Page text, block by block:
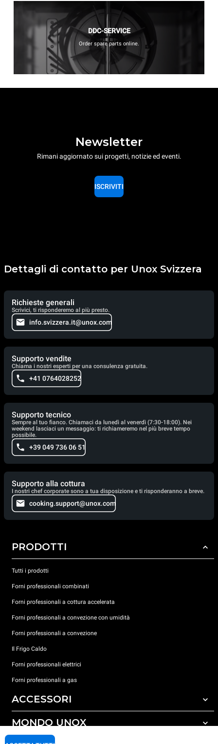
DDC-SERVICE
Order spare parts online.
Newsletter
Rimani aggiornato sui progetti, notizie ed eventi.
ISCRIVITI
Dettagli di contatto per Unox Svizzera
Richieste generali
Scrivici, ti risponderemo al più presto.
info.svizzera.it@unox.com
Supporto vendite
Chiama i nostri esperti per una consulenza gratuita.
+41 0764028252
Supporto tecnico
Sempre al tuo fianco. Chiamaci da lunedì al venerdì (7:30-18:00). Nei
weekend lasciaci un messaggio: ti richiameremo nel più breve tempo
possibile.
+39 049 736 06 51
Supporto alla cottura
I nostri chef corporate sono a tua disposizione e ti risponderanno a breve.
cooking.support@unox.com
PRODOTTI
Tutti i prodotti
Forni professionali combinati
Forni professionali a cottura accelerata
Forni professionali a convezione con umidità
Forni professionali a convezione
Il Frigo Caldo
Forni professionali elettrici
Forni professionali a gas
ACCESSORI
Tutti gli accessori
Detergenti per lavaggio automatico
MONDO UNOX